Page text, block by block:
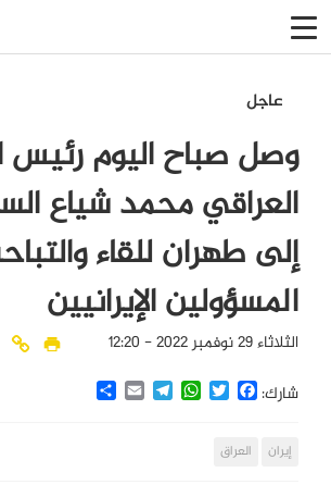
عاجل
وصل صباح اليوم رئيس
العراقي محمد شياع
إلى طهران للقاء
المسؤولين الإيرانيين
الثلاثاء 29 نوفمبر 2022 - 12:20
شارك:
Facebook
Twitter
WhatsApp
Telegram
Email
Share
إيران العراق